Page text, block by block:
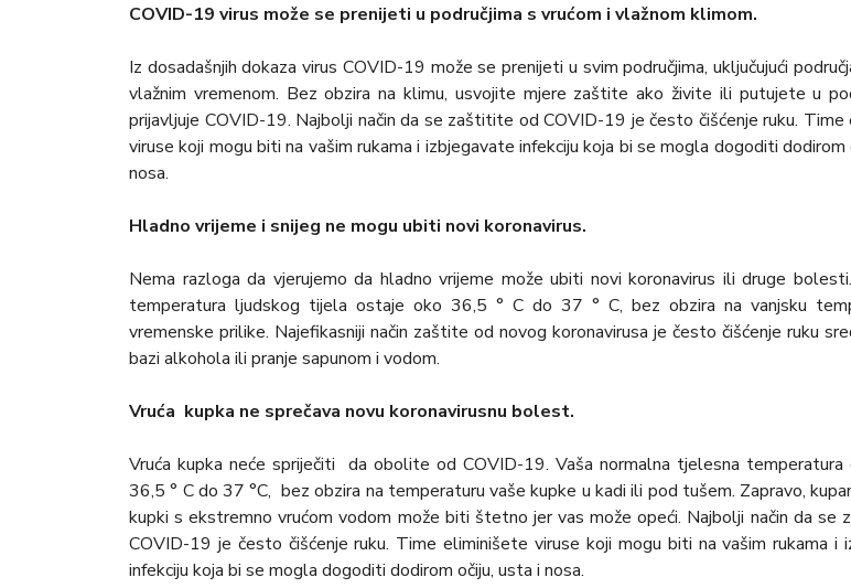
COVID-19 virus može se prenijeti u područjima s vrućom i vlažnom klimom.
Iz dosadašnjih dokaza virus COVID-19 može se prenijeti u svim područjima, uključujući
vlažnim vremenom. Bez obzira na klimu, usvojite mjere zaštite ako živite ili putujete u
prijavljuje COVID-19. Najbolji način da se zaštitite od COVID-19 je često čišćenje ruku. Time
viruse koji mogu biti na vašim rukama i izbjegavate infekciju koja bi se mogla dogoditi dodirom
nosa.
Hladno vrijeme i snijeg ne mogu ubiti novi koronavirus.
Nema razloga da vjerujemo da hladno vrijeme može ubiti novi koronavirus ili druge
temperatura ljudskog tijela ostaje oko 36,5 ° C do 37 ° C, bez obzira na vanjsku
vremenske prilike. Najefikasniji način zaštite od novog koronavirusa je često čišćenje ruku
bazi alkohola ili pranje sapunom i vodom.
Vruća kupka ne sprečava novu koronavirusnu bolest.
Vruća kupka neće spriječiti da obolite od COVID-19. Vaša normalna tjelesna temperatura
36,5 ° C do 37 °C, bez obzira na temperaturu vaše kupke u kadi ili pod tušem. Zapravo,
kupki s ekstremno vrućom vodom može biti štetno jer vas može opeći. Najbolji način da se
COVID-19 je često čišćenje ruku. Time eliminišete viruse koji mogu biti na vašim rukama i
infekciju koja bi se mogla dogoditi dodirom očiju, usta i nosa.